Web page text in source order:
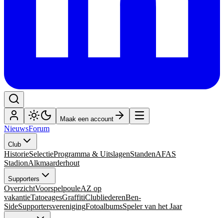
Maak een account
NieuwsForum
Club
HistorieSelectieProgramma & UitslagenStandenAFAS
StadionAlkmaarderhout
Supporters
OverzichtVoorspelpouleAZ op
vakantieTatoeagesGraffitiClubliederenBen-
SideSupportersverenigingFotoalbumsSpeler van het Jaar